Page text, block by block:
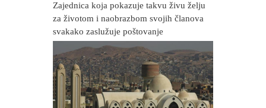
Zajednica koja pokazuje takvu živu želju
za životom i naobrazbom svojih članova
svakako zaslužuje poštovanje